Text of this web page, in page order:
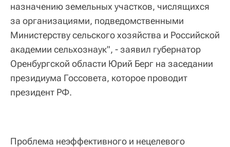
назначению земельных участков, числящихся
за организациями, подведомственными
Министерству сельского хозяйства и Российской
академии сельхознаук", - заявил губернатор
Оренбургской области Юрий Берг на заседании
президиума Госсовета, которое проводит
президент РФ.
Проблема неэффективного и нецелевого